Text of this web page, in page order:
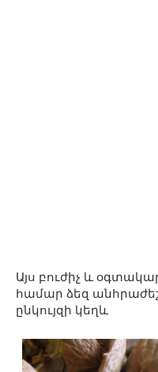
Այս բուժիչ և
համար ձեզ
ընկույզի կեղև